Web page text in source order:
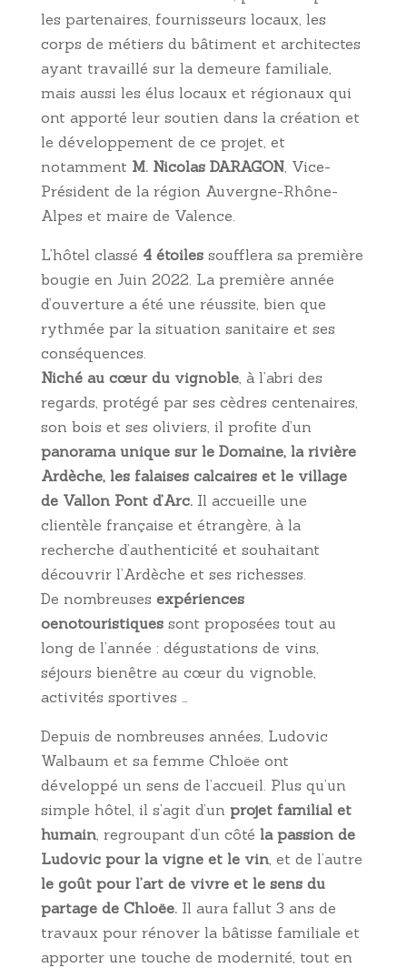
les partenaires, fournisseurs locaux, les
corps de métiers du bâtiment et architectes
ayant travaillé sur la demeure familiale,
mais aussi les élus locaux et régionaux qui
ont apporté leur soutien dans la création et
le développement de ce projet, et
notamment M. Nicolas DARAGON, Vice-
Président de la région Auvergne-Rhône-
Alpes et maire de Valence.
L’hôtel classé 4 étoilessoufflera sa première
bougie en Juin 2022. La première année
d’ouverture a été une réussite, bien que
rythmée par la situation sanitaire et ses
conséquences.
Niché au cœur du vignoble, à l’abri des
regards, protégé par ses cèdres centenaires,
son bois et ses oliviers, il profite d’un
panorama unique sur le Domaine, la rivière
Ardèche, les falaises calcaires et le village
de Vallon Pont d’Arc.Il accueille une
clientèle française et étrangère, à la
recherche d’authenticité et souhaitant
découvrir l’Ardèche et ses richesses.
De nombreuses expériences
oenotouristiquessont proposées tout au
long de l’année : dégustations de vins,
séjours bienêtre au cœur du vignoble,
activités sportives …
Depuis de nombreuses années, Ludovic
Walbaum et sa femme Chloëe ont
développé un sens de l’accueil. Plus qu’un
simple hôtel, il s’agit d’un projet familial et
humain, regroupant d’un côté la passion de
Ludovic pour la vigne et le vin, et de l’autre
le goût pour l’art de vivre et le sens du
partage de Chloëe.Il aura fallut 3 ans de
travaux pour rénover la bâtisse familiale et
apporter une touche de modernité, tout en